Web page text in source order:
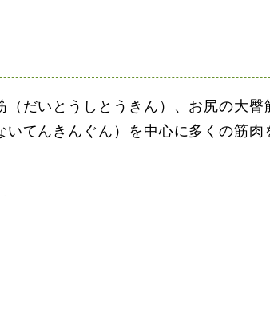
だいとうしとうきん）、お尻の大臀
いてんきんぐん）を中心に多くの筋肉